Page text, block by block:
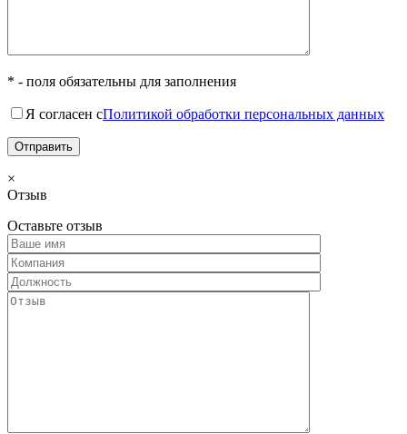
* - поля обязательны для заполнения
Я согласен сПолитикой обработки персональных данных
×
Отзыв
Оставьте отзыв